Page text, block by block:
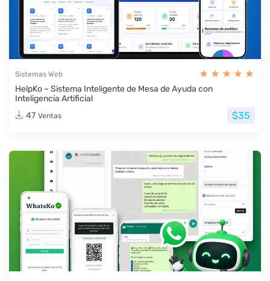
Sistemas Web
HelpKo – Sistema Inteligente de Mesa de Ayuda con
Inteligencia Artificial
47 Ventas $35